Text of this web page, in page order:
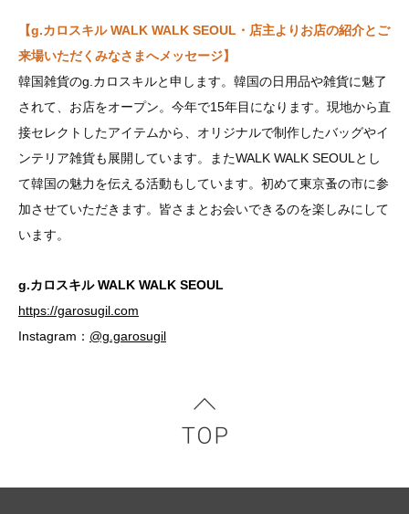
【g.カロスキル WALK WALK SEOUL・店主よりお店の紹介とご
来場いただくみなさまへメッセージ】
韓国雑貨のg.カロスキルと申します。韓国の日用品や雑貨に魅了
されて、お店をオープン。今年で15年目になります。現地から直
接セレクトしたアイテムから、オリジナルで制作したバッグやイ
ンテリア雑貨も展開しています。またWALK WALK SEOULとし
て韓国の魅力を伝える活動もしています。初めて東京蚤の市に参
加させていただきます。皆さまとお会いできるのを楽しみにして
います。
g.カロスキル WALK WALK SEOUL
https://garosugil.com
Instagram： @g.garosugil